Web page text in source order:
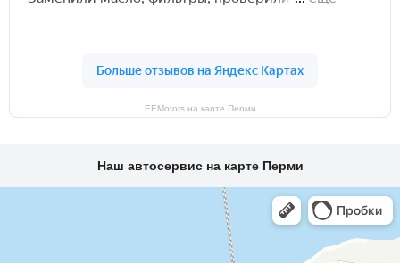
EEMotors на карте Перми
Наш автосервис на карте Перми